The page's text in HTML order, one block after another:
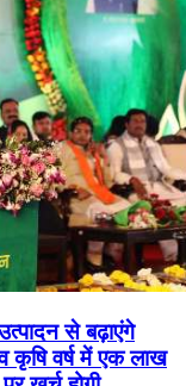
से बढ़ाएंगे
कृषि वर्ष में एक लाख